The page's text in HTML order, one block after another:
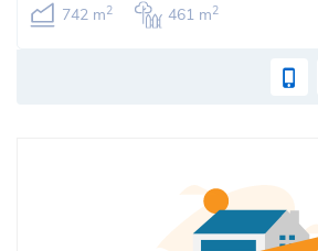
742 m2 461 m2